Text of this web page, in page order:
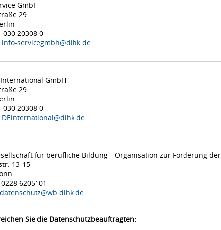
GmbH
29
20308-0
info-servicegmbh@dihk.de
GmbH
29
20308-0
DEinternational@dihk.de
für berufliche Bildung – Organisation zur Förderung
13-15
6205101
datenschutz@wb.dihk.de
Sie die Datenschutzbeauftragten: